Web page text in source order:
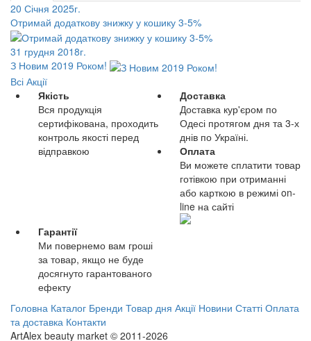
20 Січня 2025г.
Отримай додаткову знижку у кошику 3-5%
31 грудня 2018г.
З Новим 2019 Роком!
Всі Акції
Якість
Вся продукція
сертифікована, проходить
контроль якості перед
відправкою
Доставка
Доставка кур'єром по
Одесі протягом дня та 3-х
днів по Україні.
Оплата
Ви можете сплатити товар
готівкою при отриманні
або карткою в режимі on-
line на сайті
Гарантії
Ми повернемо вам гроші
за товар, якщо не буде
досягнуто гарантованого
ефекту
Головна Каталог Бренди Товар дня Акції Новини Статті Оплата
та доставка Контакти
ArtAlex beauty market © 2011-2026